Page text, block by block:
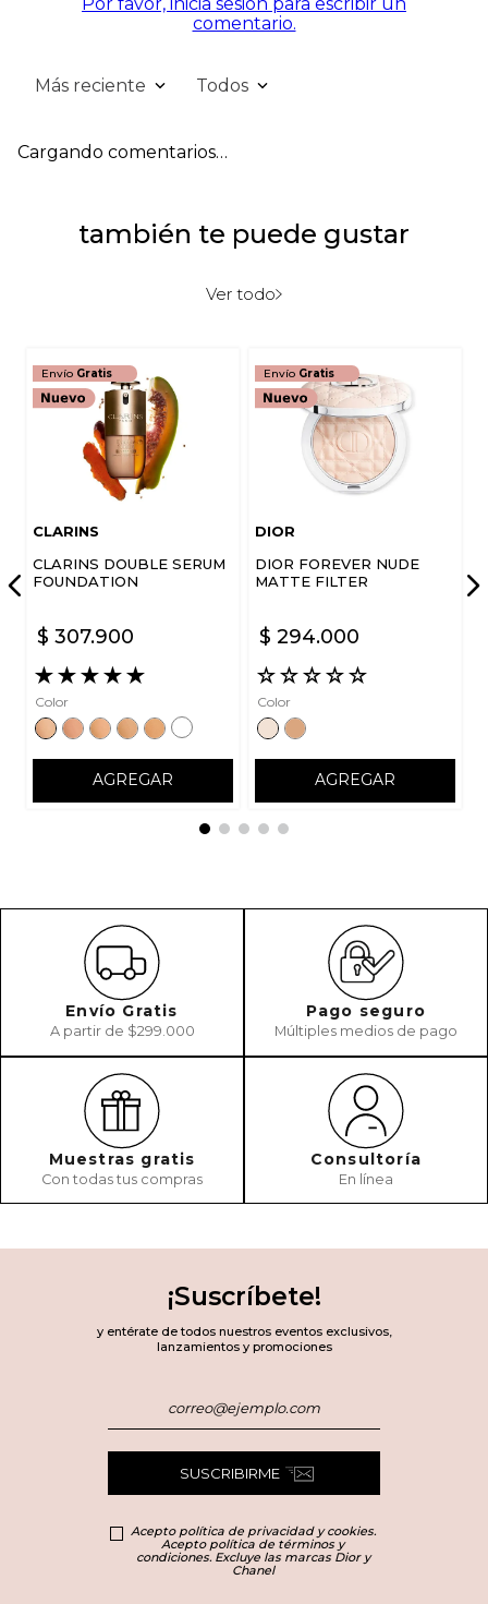
comentario.
Más reciente Todos
Cargando comentarios…
también te puede gustar
Ver todo
Envío Gratis
CLARINS
CLARINS DOUBLE SERUM
FOUNDATION
$ 307.900
★★★★★
Color
AGREGAR
Envío Gratis
DIOR
DIOR FOREVER NUDE
MATTE FILTER
$ 294.000
☆☆☆☆☆
Color
AGREGAR
Envío Gratis
A partir de $299.000
Pago seguro
Múltiples medios de pago
Muestras gratis
Con todas tus compras
Consultoría
En línea
¡Suscríbete!
y entérate de todos nuestros eventos exclusivos,
lanzamientos y promociones
SUSCRIBIRME
Acepto política de privacidad y cookies.
Acepto política de términos y
condiciones. Excluye las marcas Dior y
Chanel